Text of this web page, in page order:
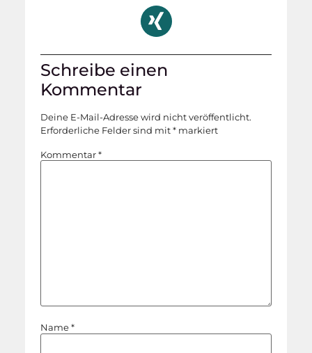
Schreibe einen
Kommentar
Deine E-Mail-Adresse wird nicht veröffentlicht.
Erforderliche Felder sind mit* markiert
Kommentar*
Name*